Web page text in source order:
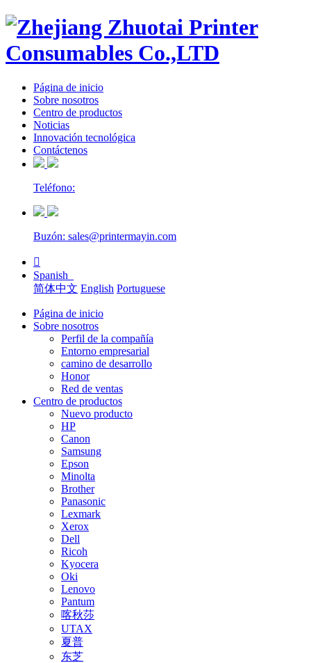
Página de inicio
Sobre nosotros
Centro de productos
Noticias
Innovación tecnológica
Contáctenos
Teléfono:
Buzón: sales@printermayin.com

Spanish
简体中文 English Portuguese
Página de inicio
Sobre nosotros
Perfil de la compañía
Entorno empresarial
camino de desarrollo
Honor
Red de ventas
Centro de productos
Nuevo producto
HP
Canon
Samsung
Epson
Minolta
Brother
Panasonic
Lexmark
Xerox
Dell
Ricoh
Kyocera
Oki
Lenovo
Pantum
喀秋莎
UTAX
夏普
东芝